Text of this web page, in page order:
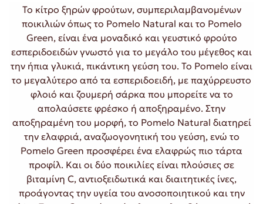
Το κίτρο ξηρών φρούτων, συμπεριλαμβανομένων
ποικιλιών όπως το Pomelo Natural και το Pomelo
Green, είναι ένα μοναδικό και γευστικό φρούτο
εσπεριδοειδών γνωστό για το μεγάλο του μέγεθος και
την ήπια γλυκιά, πικάντικη γεύση του. Το Pomelo είναι
το μεγαλύτερο από τα εσπεριδοειδή, με παχύρρευστο
φλοιό και ζουμερή σάρκα που μπορείτε να το
απολαύσετε φρέσκο ​​ή αποξηραμένο. Στην
αποξηραμένη του μορφή, το Pomelo Natural διατηρεί
την ελαφριά, αναζωογονητική του γεύση, ενώ το
Pomelo Green προσφέρει ένα ελαφρώς πιο τάρτα
προφίλ. Και οι δύο ποικιλίες είναι πλούσιες σε
βιταμίνη C, αντιοξειδωτικά και διαιτητικές ίνες,
προάγοντας την υγεία του ανοσοποιητικού και την